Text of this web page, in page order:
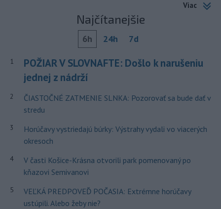
Viac
Najčítanejšie
6h 24h 7d
1
POŽIAR V SLOVNAFTE: Došlo k narušeniu
jednej z nádrží
2
ČIASTOČNÉ ZATMENIE SLNKA: Pozorovať sa bude dať v
stredu
3
Horúčavy vystriedajú búrky: Výstrahy vydali vo viacerých
okresoch
4
V časti Košice-Krásna otvorili park pomenovaný po
kňazovi Semivanovi
5
VEĽKÁ PREDPOVEĎ POČASIA: Extrémne horúčavy
ustúpili. Alebo žeby nie?